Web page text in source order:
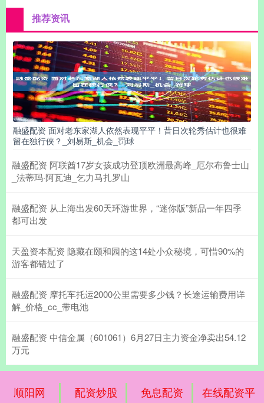
推荐资讯
融盛配资 面对老东家湖人依然表现平平！昔日次轮秀估计也很难
留在独行侠？_刘易斯_机会_罚球
融盛配资 阿联酋17岁女孩成功登顶欧洲最高峰_厄尔布鲁士山
_法蒂玛·阿瓦迪_乞力马扎罗山
融盛配资 从上海出发60天环游世界，“迷你版”新品一年四季
都可出发
天盈资本配资 隐藏在颐和园的这14处小众秘境，可惜90%的
游客都错过了
融盛配资 摩托车托运2000公里需要多少钱？长途运输费用详
解_价格_cc_带电池
融盛配资 中信金属（601061）6月27日主力资金净卖出54.12
万元
顺阳网 配资炒股 免息配资
在线配资平